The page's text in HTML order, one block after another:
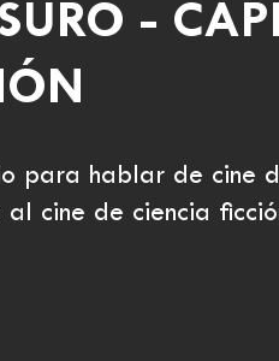
-
para hablar de cine
cine de ciencia